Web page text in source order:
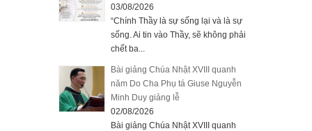
03/08/2026
“Chính Thầy là sự sống lại và là sự
sống. Ai tin vào Thầy, sẽ không phải
chết ba...
Bài giảng Chúa Nhật XVIII quanh
năm Do Cha Phụ tá Giuse Nguyễn
Minh Duy giảng lễ
02/08/2026
Bài giảng Chúa Nhật XVIII quanh